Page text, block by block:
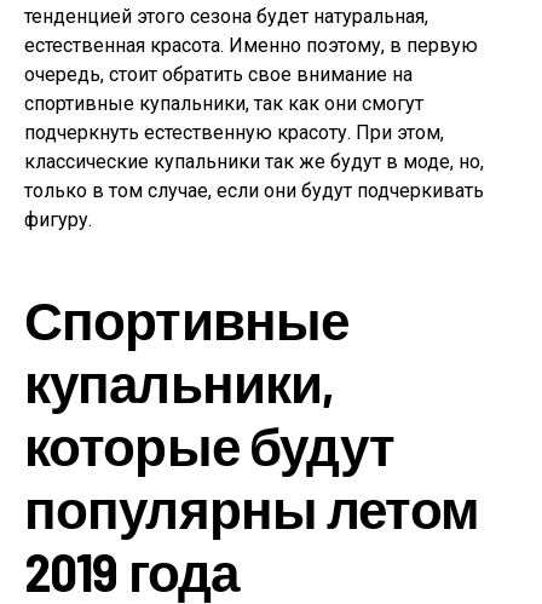
тенденцией этого сезона будет натуральная,
естественная красота. Именно поэтому, в первую
очередь, стоит обратить свое внимание на
спортивные купальники, так как они смогут
подчеркнуть естественную красоту. При этом,
классические купальники так же будут в моде, но,
только в том случае, если они будут подчеркивать
фигуру.
Спортивные
купальники,
которые будут
популярны летом
2019 года